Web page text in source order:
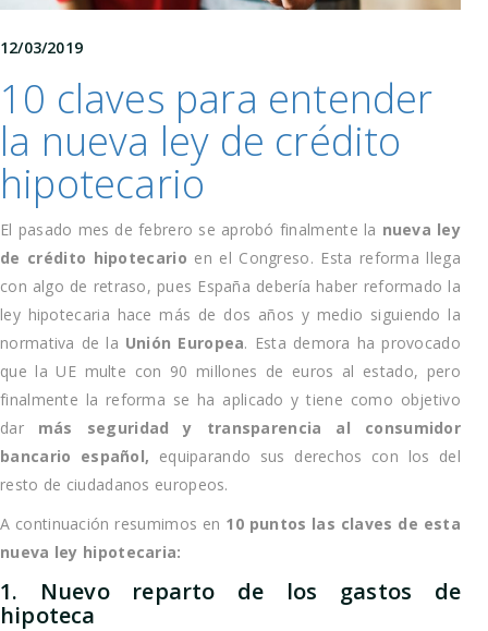
12/03/2019
10 claves para entender
la nueva ley de crédito
hipotecario
El pasado mes de febrero se aprobó finalmente la nueva ley
de crédito hipotecario en el Congreso. Esta reforma llega
con algo de retraso, pues España debería haber reformado la
ley hipotecaria hace más de dos años y medio siguiendo la
normativa de la Unión Europea. Esta demora ha provocado
que la UE multe con 90 millones de euros al estado, pero
finalmente la reforma se ha aplicado y tiene como objetivo
dar más seguridad y transparencia al consumidor
bancario español, equiparando sus derechos con los del
resto de ciudadanos europeos.
A continuación resumimos en 10 puntos las claves de esta
nueva ley hipotecaria:
1. Nuevo reparto de los gastos de
hipoteca